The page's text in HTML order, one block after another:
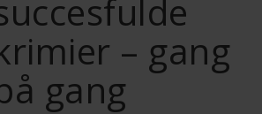
– gang
gang